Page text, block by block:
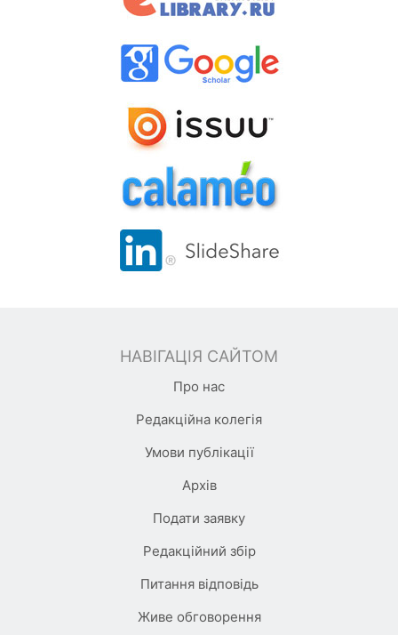
НАВІГАЦІЯ САЙТОМ
Про нас
Редакційна колегія
Умови публікації
Архів
Подати заявку
Редакційний збір
Питання відповідь
Живе обговорення